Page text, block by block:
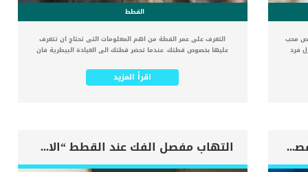
محب
فرد
أن
كما
في المنزل لأول مرة. 6 نصائح في
القطط
التعرف على عمر القطة من اهم المعلومات التى تحتاج ان تتعرف
عليها بخصوص قطتك. عندما تحضر قطتك الى العيادة البيطرية فان
تتوقع ان اجابة هذا السؤال تكمن فى فم القطة ؟ القطط ، مثل
الأطفال ، تولد بدون أسنان ويمكن رؤية سطح اللثة فقط وهذا
وعندما يبلغ عمر القطة حوالى 6 اشهر يتم استبدال هذه الأسنان
اقرأ المزيد
المنظار الاستكشافى للقطط بالتفصيل التهاب مفصل الفك عند القطط “الاسباب والعلاج”